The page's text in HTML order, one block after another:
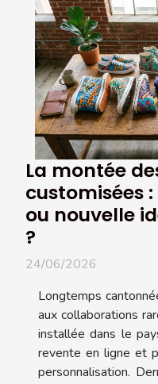
La montée
customisées
ou nouvelle
?
24/06/2026
Longtemps
aux collaborations
installée dans le
revente en ligne et
personnalisation.